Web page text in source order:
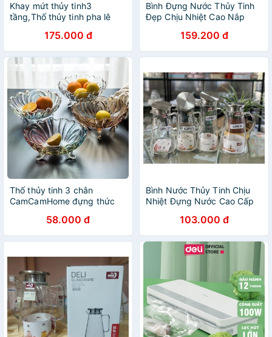
Khay mứt thủy tinh3
tầng,Thố thủy tinh pha lê
175.000 đ
Bình Đựng Nước Thủy Tinh
Đẹp Chịu Nhiệt Cao Nắp
Tích 1,8 Lít159.200 đ
Thố thủy tinh 3 chân
CamCamHome đựng thức
58.000 đ
Bình Nước Thủy Tinh Chịu
Nhiệt Đựng Nước Cao Cấp
HomeWare103.000 đ